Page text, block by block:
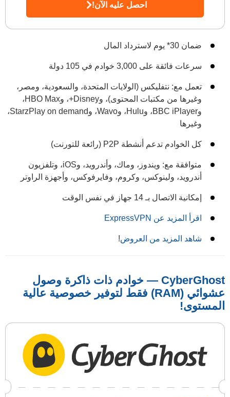
احصل عليه الآن!
ضمان 30 * يوم لاسترداد المال
سرعات فائقة على 3,000 خوادم في 105 دولة
تعمل مع: نتفليكس (الولايات المتحدة، والسعودية، ومصر،
وغيرها من مكتبات المحتوى)، وDisney+، وHBO Max،
وBBC iPlayer، وHulu، وWavo، وStarzPlay on demand،
وغيرها
كل الخوادم تدعم أنشطة P2P (رائعة للتورنت)
متوافقة مع: ويندوز، وماك، وأندرويد، وiOS، وتلفزيون
أندرويد، ولينوكس، وكروم، وفايرفوكس، وأجهزة الراوتر
إمكانية الاتصال بـ 14 جهاز في نفس الوقت
اقرأ المزيد عن ExpressVPN
شاهد المزيد من العروض!
CyberGhost — خوادم ذات ذاكرة وصول
عشوائي (RAM) فقط لتوفير خصوصية عالية
المستوى!